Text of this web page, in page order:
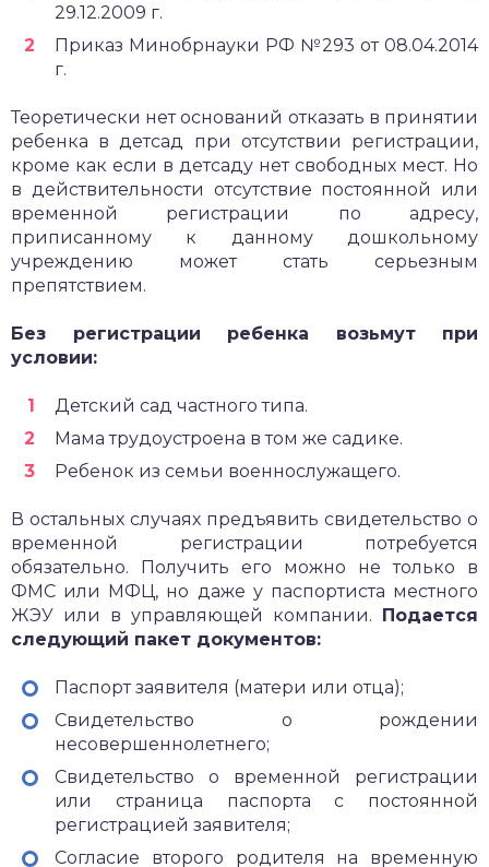
29.12.2009 г.
Приказ Минобрнауки РФ №293 от 08.04.2014
г.
Теоретически нет оснований отказать в принятии
ребенка в детсад при отсутствии регистрации,
кроме как если в детсаду нет свободных мест. Но
в действительности отсутствие постоянной или
временной регистрации по адресу,
приписанному к данному дошкольному
учреждению может стать серьезным
препятствием.
Без регистрации ребенка возьмут при
условии:
Детский сад частного типа.
Мама трудоустроена в том же садике.
Ребенок из семьи военнослужащего.
В остальных случаях предъявить свидетельство о
временной регистрации потребуется
обязательно. Получить его можно не только в
ФМС или МФЦ, но даже у паспортиста местного
ЖЭУ или в управляющей компании. Подается
следующий пакет документов:
Паспорт заявителя (матери или отца);
Свидетельство о рождении
несовершеннолетнего;
Свидетельство о временной регистрации
или страница паспорта с постоянной
регистрацией заявителя;
Согласие второго родителя на временную